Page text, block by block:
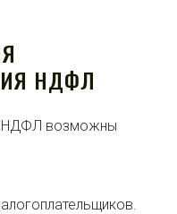
НДФЛ
НДФЛ возможны